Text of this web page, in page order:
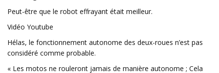
Peut-être que le robot effrayant était meilleur.
Vidéo Youtube
Hélas, le fonctionnement autonome des deux-roues n’est pas
considéré comme probable.
« Les motos ne rouleront jamais de manière autonome ; Cela